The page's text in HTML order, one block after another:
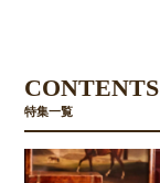
CONTENTS
特集一覧